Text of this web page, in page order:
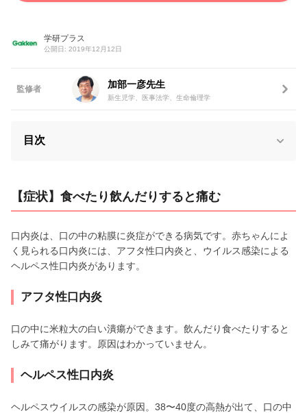
学研プラス
公開日: 2019年12月12日
監修者 加部一彦先生
新生児学、医事法学、生命倫理学
目次
【症状】食べたり飲んだりすると痛む
口内炎は、口の中の粘膜に炎症ができる病気です。赤ちゃんによ
く見られる口内炎には、アフタ性口内炎と、ウイルス感染による
ヘルペス性口内炎があります。
アフタ性口内炎
口の中に米粒大の白い潰瘍ができます。飲んだり食べたりすると
しみて痛がります。原因はわかっていません。
ヘルペス性口内炎
ヘルペスウイルスの感染が原因。38〜40度の高熱が出て、口の中